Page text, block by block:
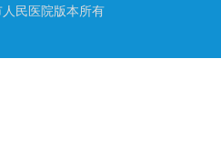
民医院版本所有